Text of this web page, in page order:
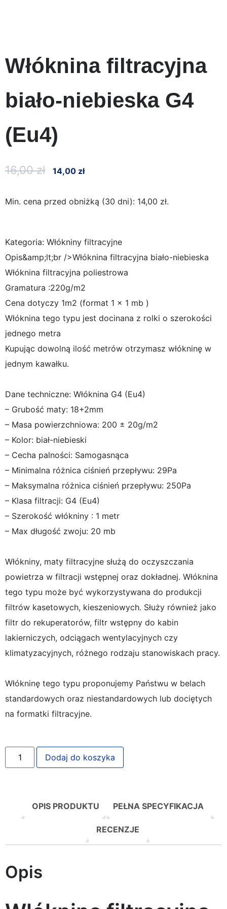
Włóknina filtracyjna
biało-niebieska G4
(Eu4)
16,00zł 14,00 zł
Min. cena przed obniżką (30 dni): 14,00 zł.
Kategoria: Włókniny filtracyjne
Opis&amp;lt;br />Włóknina filtracyjna biało-niebieska
Włóknina filtracyjna poliestrowa
Gramatura :220g/m2
Cena dotyczy 1m2 (format 1 x 1 mb )
Włóknina tego typu jest docinana z rolki o szerokości
jednego metra
Kupując dowolną ilość metrów otrzymasz włókninę w
jednym kawałku.
Dane techniczne: Włóknina G4 (Eu4)
– Grubość maty: 18+2mm
– Masa powierzchniowa: 200 ± 20g/m2
– Kolor: biał-niebieski
– Cecha palności: Samogasnąca
– Minimalna różnica ciśnień przepływu: 29Pa
– Maksymalna różnica ciśnień przepływu: 250Pa
– Klasa filtracji: G4 (Eu4)
– Szerokość włókniny : 1 metr
– Max długość zwoju: 20 mb
Włókniny, maty filtracyjne służą do oczyszczania
powietrza w filtracji wstępnej oraz dokładnej. Włóknina
tego typu może być wykorzystywana do produkcji
filtrów kasetowych, kieszeniowych. Służy również jako
filtr do rekuperatorów, filtr wstępny do kabin
lakierniczych, odciągach wentylacyjnych czy
klimatyzacyjnych, różnego rodzaju stanowiskach pracy.
Włókninę tego typu proponujemy Państwu w belach
standardowych oraz niestandardowych lub dociętych
na formatki filtracyjne.
Dodaj do koszyka
OPIS PRODUKTU PEŁNA SPECYFIKACJA
RECENZJE
Opis